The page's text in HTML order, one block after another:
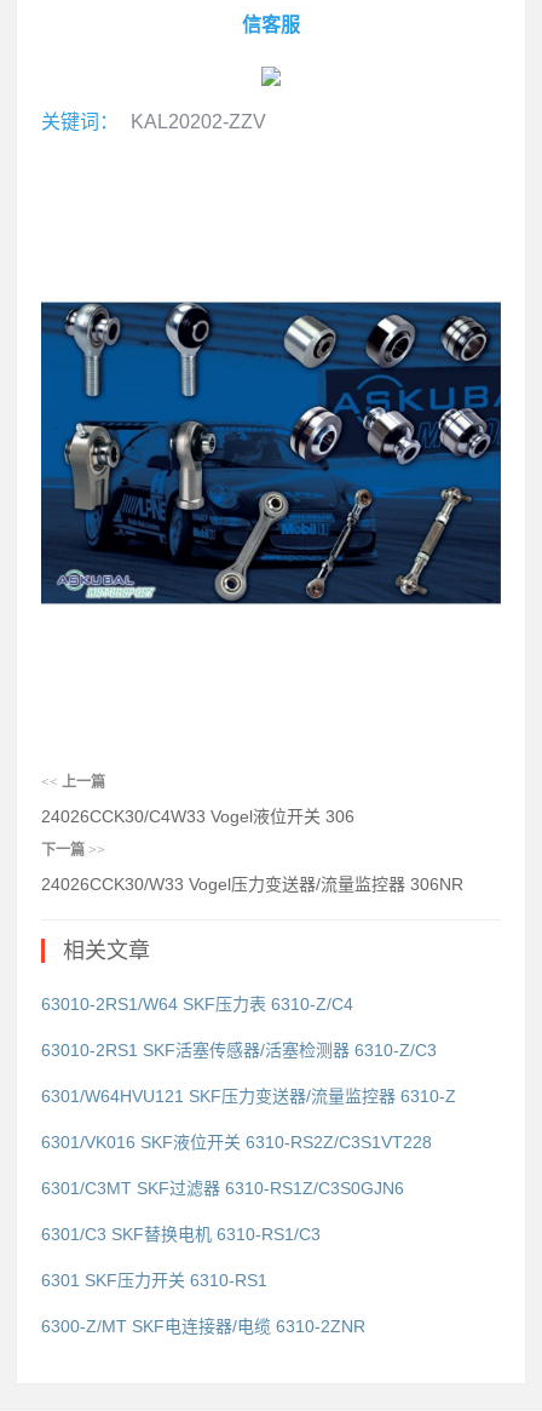
信客服
关键词： KAL20202-ZZV
<< 上一篇
24026CCK30/C4W33 Vogel液位开关 306
下一篇 >>
24026CCK30/W33 Vogel压力变送器/流量监控器 306NR
相关文章
63010-2RS1/W64 SKF压力表 6310-Z/C4
63010-2RS1 SKF活塞传感器/活塞检测器 6310-Z/C3
6301/W64HVU121 SKF压力变送器/流量监控器 6310-Z
6301/VK016 SKF液位开关 6310-RS2Z/C3S1VT228
6301/C3MT SKF过滤器 6310-RS1Z/C3S0GJN6
6301/C3 SKF替换电机 6310-RS1/C3
6301 SKF压力开关 6310-RS1
6300-Z/MT SKF电连接器/电缆 6310-2ZNR